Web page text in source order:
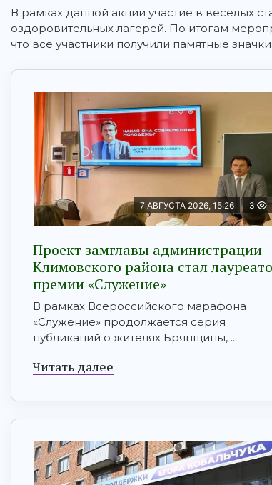
В рамках данной акции участие в веселых
оздоровительных лагерей. По итогам
что все участники получили памятные
7 АВГУСТА 2026, 15:26 3
Проект замглавы администрации
Климовского района стал
премии «Служение»
В рамках Всероссийского марафона
«Служение» продолжается серия
публикаций о жителях Брянщины, ...
Читать далее